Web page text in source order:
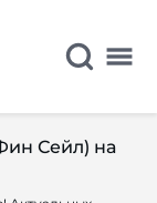
Сейл) на